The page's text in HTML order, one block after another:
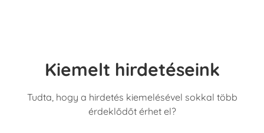
Kiemelt hirdetéseink
Tudta, hogy a hirdetés kiemelésével sokkal több
érdeklődőt érhet el?